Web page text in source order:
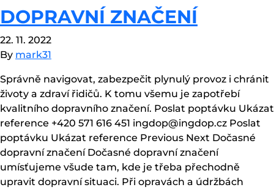
DOPRAVNÍ ZNAČENÍ
22. 11. 2022
By mark31
Správně navigovat, zabezpečit plynulý provoz i chránit
životy a zdraví řidičů. K tomu všemu je zapotřebí
kvalitního dopravního značení. Poslat poptávku Ukázat
reference +420 571 616 451 ingdop@ingdop.cz Poslat
poptávku Ukázat reference Previous Next Dočasné
dopravní značení Dočasné dopravní značení
umísťujeme všude tam, kde je třeba přechodně
upravit dopravní situaci. Při opravách a údržbách